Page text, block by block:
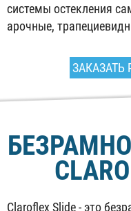
системы остекления
арочные,
ЗАКАЗАТЬ
Claroflex Slide - это